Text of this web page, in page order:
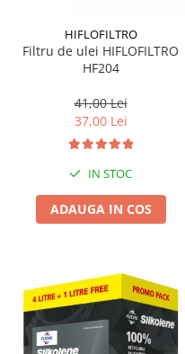
HIFLOFILTRO
Filtru de ulei HIFLOFILTRO
HF204
41,00 Lei
37,00 Lei
IN STOC
ADAUGA IN COS